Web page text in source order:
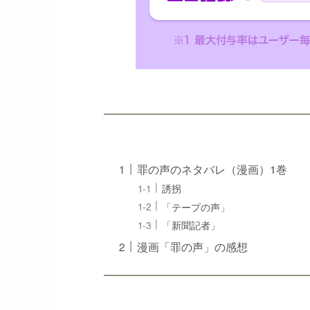
罪の声のネタバレ（漫画）1巻
誘拐
「テープの声」
「新聞記者」
漫画「罪の声」の感想